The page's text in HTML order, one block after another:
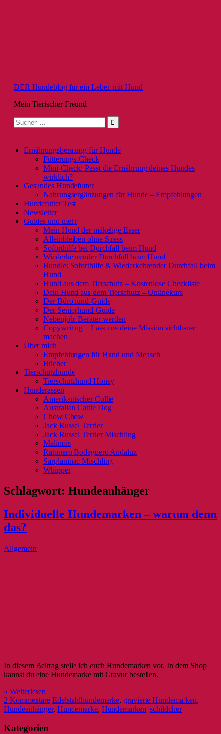
DER Hundeblog für ein Leben mit Hund
Mein Tierischer Freund
Suche
nach:
Ernährungsberatung für Hunde
Fütterungs-Check
Mini-Check: Passt die Ernährung deines Hundes
wirklich?
Gesundes Hundefutter
Nahrungsergänzungen für Hunde – Empfehlungen
Hundefutter Test
Newsletter
Guides und mehr
Mein Hund der mäkelige Esser
Alleinbleiben ohne Stress
Soforthilfe bei Durchfall beim Hund
Wiederkehrender Durchfall beim Hund
Bundle: Soforthilfe & Wiederkehrender Durchfall beim
Hund
Hund aus dem Tierschutz – Kostenlose Checkliste
Dein Hund aus dem Tierschutz – Onlinekurs
Der Bürohund-Guide
Der Seniorhund-Guide
Nebenjob: Berater werden
Copywriting – Lass uns deine Mission sichtbarer
machen
Über mich
Empfehlungen für Hund und Mensch
Bücher
Tierschutzhunde
Tierschutzhund Honey
Hunderassen
Amerikanischer Collie
Australian Cattle Dog
Chow Chow
Jack Russel Terrier
Jack Russel Terrier Mischling
Malinois
Ratonero Bodeguero Andaluz
Sarplaninac Mischling
Whippet
Schlagwort: Hundeanhänger
Individuelle Hundemarken – warum denn
das?
Allgemein
In diesem Beitrag stelle ich euch Hundemarken vor. In dem Shop
kannst du eine Hundemarke mit Gravur bestellen.
» Weiterlesen
2 Kommentare Edelstahlhundemarke, gravierte Hundemarken,
Hundeanhänger, Hundemarke, Hundemarken, schildcher
Kategorien